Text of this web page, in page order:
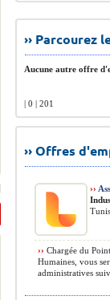
››
Aucune autre offre
| 0 | 201
›› Offres
››
›› Chargée du
Humaines, vous
administratives